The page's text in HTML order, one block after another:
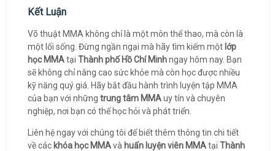
Kết Luận
Võ thuật MMA không chỉ là một môn thể thao, mà còn là
một lối sống. Đừng ngần ngại mà hãy tìm kiếm một lớp
học MMAtại Thành phố Hồ Chí Minhngay hôm nay. Bạn
sẽ không chỉ nâng cao sức khỏe mà còn học được nhiều
kỹ năng quý giá. Hãy bắt đầu hành trình luyện tập MMA
của bạn với những trung tâm MMAuy tín và chuyên
nghiệp, nơi bạn có thể học hỏi và phát triển.
Liên hệ ngay với chúng tôi để biết thêm thông tin chi tiết
về các khóa học MMAvà huấn luyện viên MMAtại Thành